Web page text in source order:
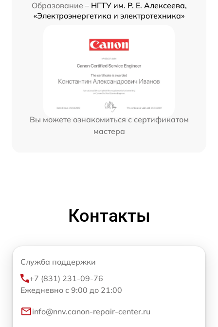
Образование – НГТУ им. Р. Е. Алексеева,
«Электроэнергетика и электротехника»
Вы можете ознакомиться с сертификатом
мастера
Контакты
Служба поддержки
+7 (831) 231-09-76
Ежедневно с 9:00 до 21:00
info@nnv.canon-repair-center.ru